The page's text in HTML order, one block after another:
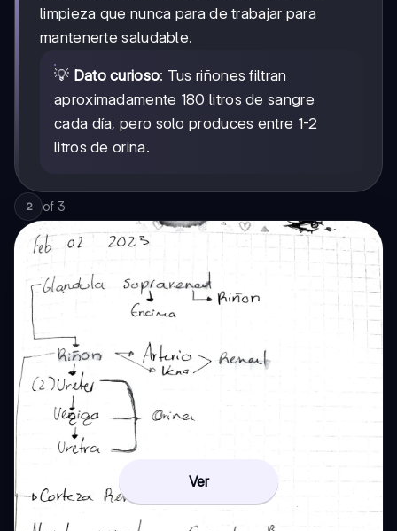
limpieza que nunca para de trabajar para
mantenerte saludable.
💡 Dato curioso: Tus riñones filtran
aproximadamente 180 litros de sangre
cada día, pero solo produces entre 1-2
litros de orina.
2 of 3
Ver